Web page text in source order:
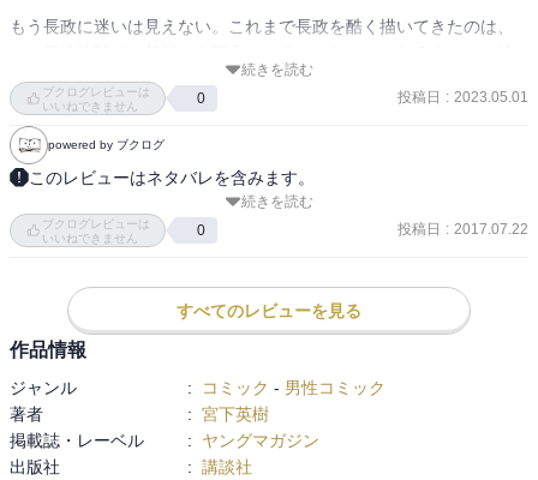
もう長政に迷いは見えない。これまで長政を酷く描いてきたのは、
は長政を支配下に置いていたようにも見えたお市の方すら、かすん
で見える。
続きを読む
ブクログレビューは
いいねできません
0 投稿日 : 2023.05.01
powered by ブクログ
このレビューはネタバレを含みます。
第一関門である大手門を突破したセンゴクら秀吉軍。竹中半兵衛は
センゴク、可児才蔵、藤堂高虎ら先駆けに城攻めの計を授けるが、
部分裂の危機を迎えた秀吉軍だが、はたしてその苦境をいかにして
突破するのか!!（Amazon紹介より）
続きを読む
ブクログレビューは
いいねできません
0 投稿日 : 2017.07.22
すべてのレビューを見る
作品情報
ジャンル : コミック - 男性コミック
著者
: 宮下英樹
掲載誌・レーベル
:
ヤングマガジン
出版社
: 講談社